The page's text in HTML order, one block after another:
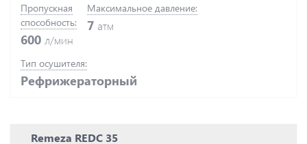
Пропускная
способность:
600 л/мин
Максимальное давление:
7 атм
Тип осушителя:
Рефрижераторный
Remeza REDC 35